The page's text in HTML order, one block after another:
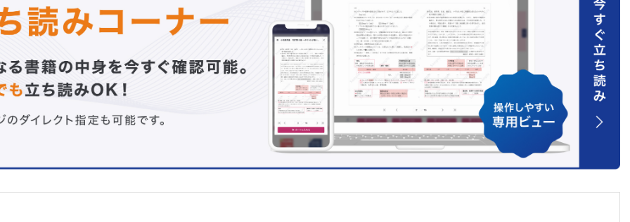
大久保 真司
6.緑内障における構造と機能の整合性って何ですか
視神経炎とOCT
栗本 拓治
裂孔原性網膜剥離－Japan-Retinal Detachment Registryの結果を
馬場 隆之
機器・薬剤紹介
原著論文
の検討